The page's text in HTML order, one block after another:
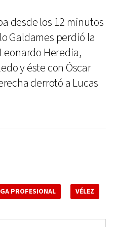
desde los 12 minutos
Galdames perdió la
Heredia,
y éste con Óscar
derrotó a Lucas
PROFESIONAL VÉLEZ